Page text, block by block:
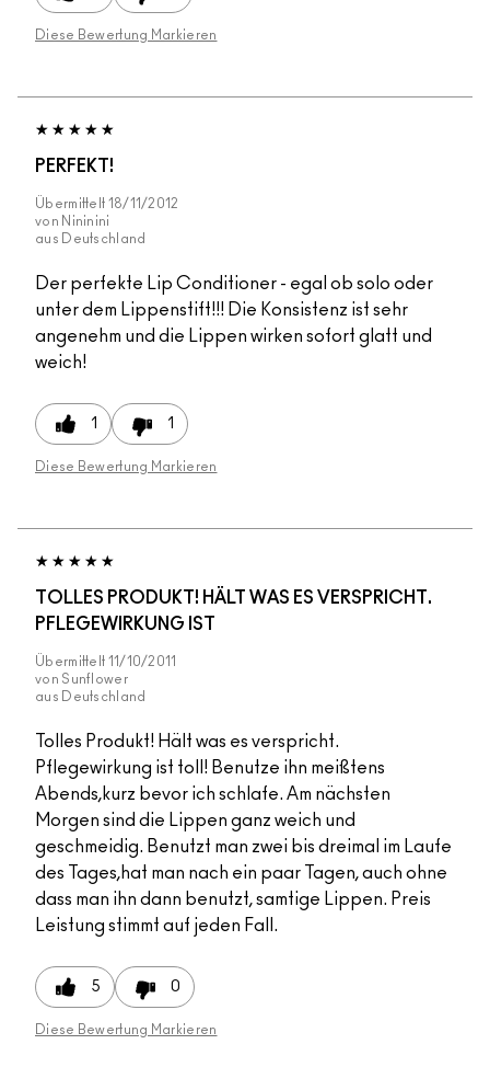
Diese Bewertung Markieren
PERFEKT!
Übermittelt 18/11/2012
von Nininini
aus
Deutschland
Der perfekte Lip Conditioner - egal ob solo oder
unter dem Lippenstift!!! Die Konsistenz ist sehr
angenehm und die Lippen wirken sofort glatt und
weich!
1 1
Diese Bewertung Markieren
TOLLES PRODUKT! HÄLT WAS ES VERSPRICHT.
PFLEGEWIRKUNG IST
Übermittelt 11/10/2011
von Sunflower
aus
Deutschland
Tolles Produkt! Hält was es verspricht.
Pflegewirkung ist toll! Benutze ihn meißtens
Abends,kurz bevor ich schlafe. Am nächsten
Morgen sind die Lippen ganz weich und
geschmeidig. Benutzt man zwei bis dreimal im Laufe
des Tages,hat man nach ein paar Tagen, auch ohne
dass man ihn dann benutzt, samtige Lippen. Preis
Leistung stimmt auf jeden Fall.
5 0
Diese Bewertung Markieren